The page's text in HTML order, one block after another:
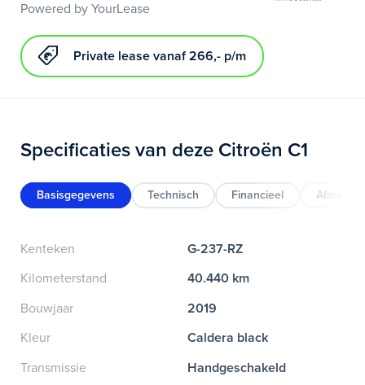
Powered by YourLease
Private lease vanaf 266,- p/m
Specificaties van deze Citroën C1
Basisgegevens Technisch Financieel
Kenteken
G-237-RZ
Kilometerstand
40.440 km
Bouwjaar
2019
Kleur
Caldera black
Transmissie
Handgeschakeld